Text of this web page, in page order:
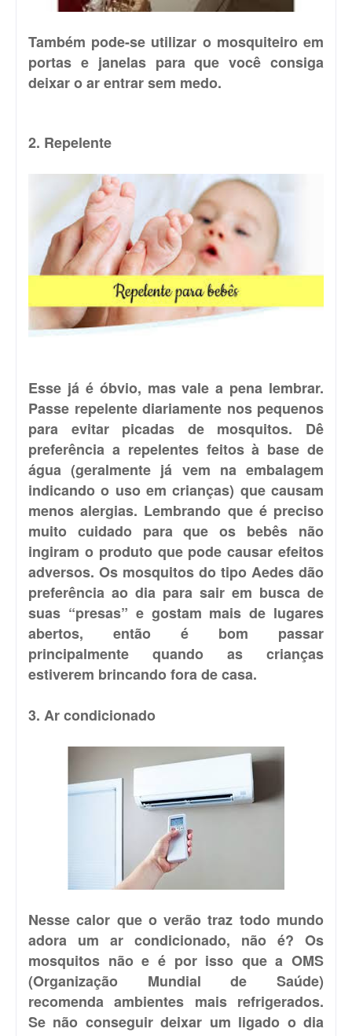
Também pode-se utilizar o mosquiteiro em
portas e janelas para que você consiga
deixar o ar entrar sem medo.
2. Repelente
Esse já é óbvio, mas vale a pena lembrar.
Passe repelente diariamente nos pequenos
para evitar picadas de mosquitos. Dê
preferência a repelentes feitos à base de
água (geralmente já vem na embalagem
indicando o uso em crianças) que causam
menos alergias. Lembrando que é preciso
muito cuidado para que os bebês não
ingiram o produto que pode causar efeitos
adversos. Os mosquitos do tipo Aedes dão
preferência ao dia para sair em busca de
suas “presas” e gostam mais de lugares
abertos, então é bom passar
principalmente quando as crianças
estiverem brincando fora de casa.
3. Ar condicionado
Nesse calor que o verão traz todo mundo
adora um ar condicionado, não é? Os
mosquitos não e é por isso que a OMS
(Organização Mundial de Saúde)
recomenda ambientes mais refrigerados.
Se não conseguir deixar um ligado o dia